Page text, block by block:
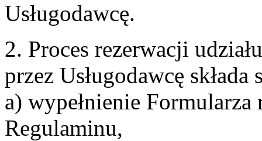
Usługodawcę.
2. Proces rezerwacji
przez Usługodawcę
a) wypełnienie
Regulaminu,